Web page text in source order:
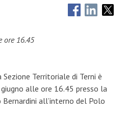
ore 16.45
Territoriale di Terni è
alle ore 16.45 presso la
all’interno del Polo